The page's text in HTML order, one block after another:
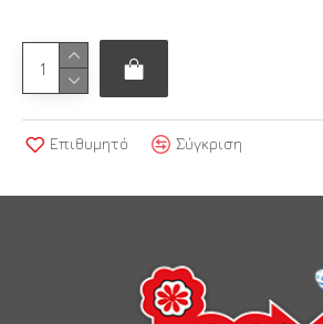
Επιθυμητό Σύγκριση